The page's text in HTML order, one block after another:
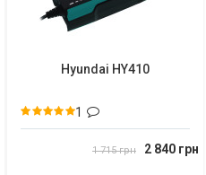
Hyundai HY410
1
1 715 грн 2 840 грн